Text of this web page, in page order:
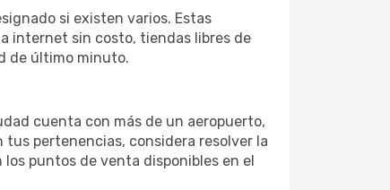
si existen varios. Estas
internet sin costo, tiendas libres de
de último minuto.
cuenta con más de un aeropuerto,
pertenencias, considera resolver la
puntos de venta disponibles en el